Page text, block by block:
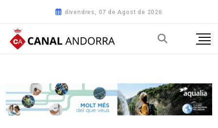
divendres, 07 de Agost de 2026